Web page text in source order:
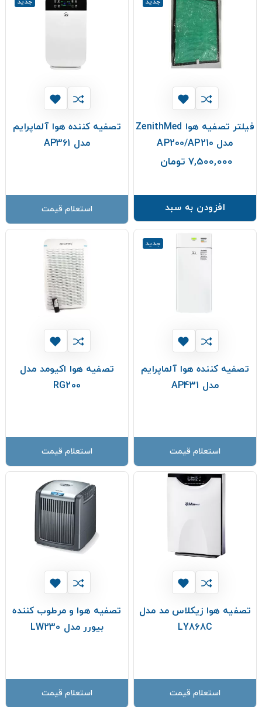
فیلتر تصفیه هوا ZenithMed
مدل AP200/AP210
7,500,000 تومان
افزودن به سبد
تصفیه کننده هوا آلماپرایم
مدل AP361
استعلام قیمت
جدید
تصفیه کننده هوا آلماپرایم
مدل AP431
استعلام قیمت
تصفیه هوا اکیومد مدل
RG200
استعلام قیمت
تصفیه هوا زیکلاس مد مدل
LY868C
استعلام قیمت
تصفیه هوا و مرطوب کننده
بیورر مدل LW230
استعلام قیمت